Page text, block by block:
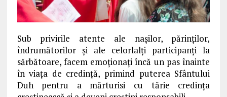
Sub privirile atente ale naşilor, părinţilor,
îndrumătorilor şi ale celorlalţi participanţi la
sărbătoare, facem emoţionaţi încă un pas înainte
în viaţa de credinţă, primind puterea Sfântului
Duh pentru a mărturisi cu tărie credinţa